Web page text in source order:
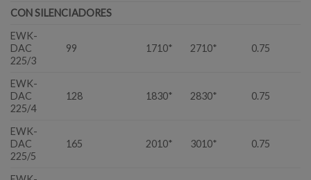
CON SILENCIADORES
EWK-
DAC
225/3
99 1710* 2710* 0.75
EWK-
DAC
225/4
128 1830* 2830* 0.75
EWK-
DAC
225/5
165 2010* 3010* 0.75